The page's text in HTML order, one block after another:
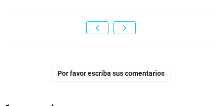
Por favor escriba sus comentarios